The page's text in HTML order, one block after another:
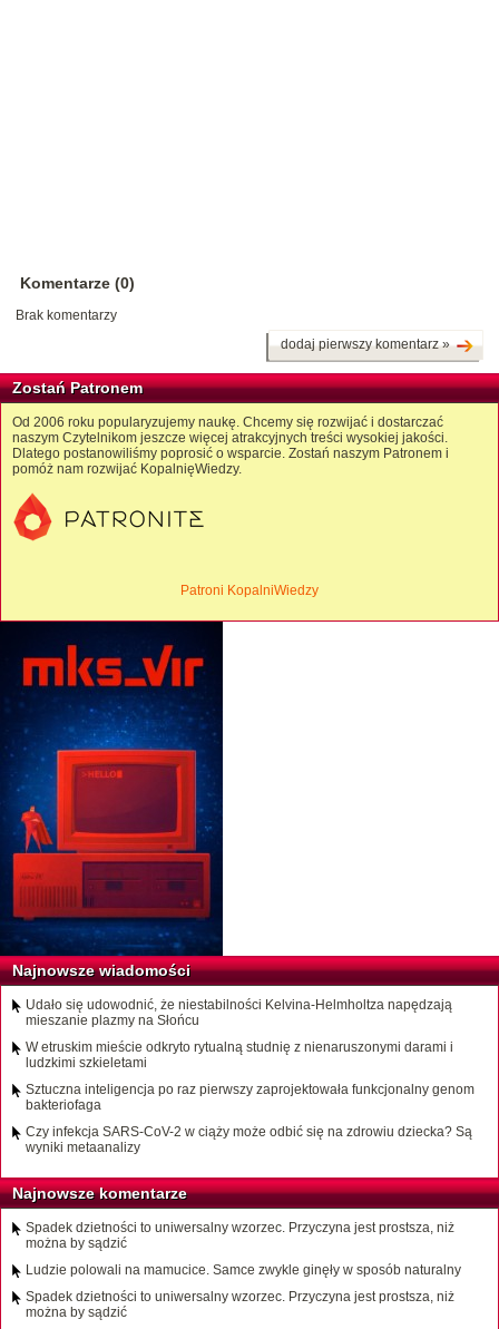
Komentarze (0)
Brak komentarzy
dodaj pierwszy komentarz »
Zostań Patronem
Od 2006 roku popularyzujemy naukę. Chcemy się rozwijać i dostarczać
naszym Czytelnikom jeszcze więcej atrakcyjnych treści wysokiej jakości.
Dlatego postanowiliśmy poprosić o wsparcie. Zostań naszym Patronem i
pomóż nam rozwijać KopalnięWiedzy.
Patroni KopalniWiedzy
Najnowsze wiadomości
Udało się udowodnić, że niestabilności Kelvina-Helmholtza napędzają
mieszanie plazmy na Słońcu
W etruskim mieście odkryto rytualną studnię z nienaruszonymi darami i
ludzkimi szkieletami
Sztuczna inteligencja po raz pierwszy zaprojektowała funkcjonalny genom
bakteriofaga
Czy infekcja SARS-CoV-2 w ciąży może odbić się na zdrowiu dziecka? Są
wyniki metaanalizy
Najnowsze komentarze
Spadek dzietności to uniwersalny wzorzec. Przyczyna jest prostsza, niż
można by sądzić
Ludzie polowali na mamucice. Samce zwykle ginęły w sposób naturalny
Spadek dzietności to uniwersalny wzorzec. Przyczyna jest prostsza, niż
można by sądzić